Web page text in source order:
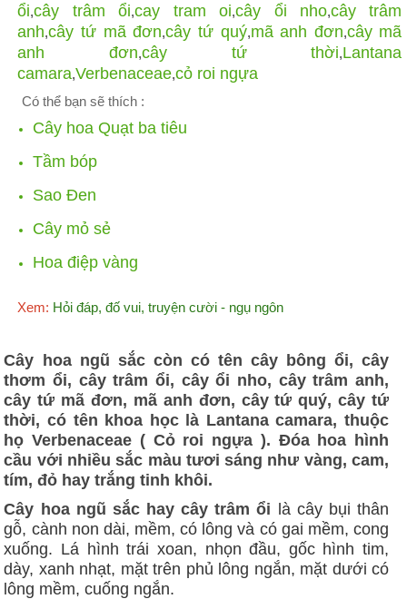
ổi,cây trâm ổi,cay tram oi,cây ổi nho,cây trâm
anh,cây tứ mã đơn,cây tứ quý,mã anh đơn,cây mã
anh đơn,cây tứ thời,Lantana
camara,Verbenaceae,cỏ roi ngựa
Có thể bạn sẽ thích :
Cây hoa Quạt ba tiêu
Tầm bóp
Sao Đen
Cây mỏ sẻ
Hoa điệp vàng
Xem: Hỏi đáp, đố vui, truyện cười - ngụ ngôn
Cây hoa ngũ sắc còn có tên cây bông ổi, cây
thơm ổi, cây trâm ổi, cây ổi nho, cây trâm anh,
cây tứ mã đơn, mã anh đơn, cây tứ quý, cây tứ
thời, có tên khoa học là Lantana camara, thuộc
họ Verbenaceae ( Cỏ roi ngựa ). Đóa hoa hình
cầu với nhiều sắc màu tươi sáng như vàng, cam,
tím, đỏ hay trắng tinh khôi.
Cây hoa ngũ sắc hay cây trâm ổi là cây bụi thân
gỗ, cành non dài, mềm, có lông và có gai mềm, cong
xuống. Lá hình trái xoan, nhọn đầu, gốc hình tim,
dày, xanh nhạt, mặt trên phủ lông ngắn, mặt dưới có
lông mềm, cuống ngắn.